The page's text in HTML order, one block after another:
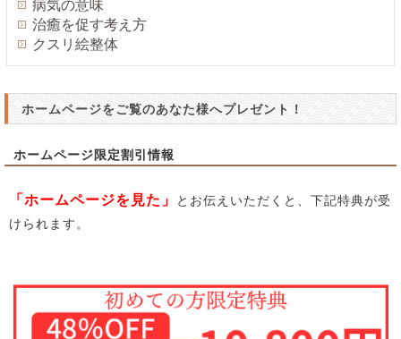
病気の意味
治癒を促す考え方
クスリ絵整体
ホームページをご覧のあなた様へプレゼント！
ホームページ限定割引情報
「ホームページを見た」
とお伝えいただくと、下記特典が受
けられます。